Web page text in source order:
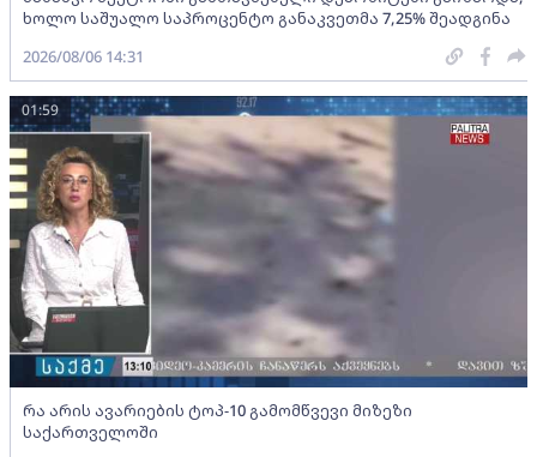
ხოლო საშუალო საპროცენტო განაკვეთმა 7,25% შეადგინა
2026/08/06 14:31
რა არის ავარიების ტოპ-10 გამომწვევი მიზეზი
საქართველოში
01:59